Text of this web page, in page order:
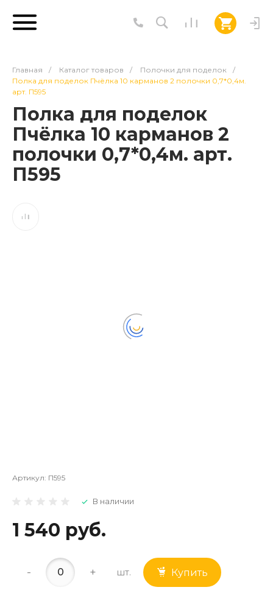
Главная / Каталог товаров / Полочки для поделок
/
Полка для поделок Пчёлка 10 карманов 2 полочки 0,7*0,4м.
арт. П595
Полка для поделок
Пчёлка 10 карманов 2
полочки 0,7*0,4м. арт.
П595
Артикул: П595
В наличии
1 540 руб.
- + шт. Купить